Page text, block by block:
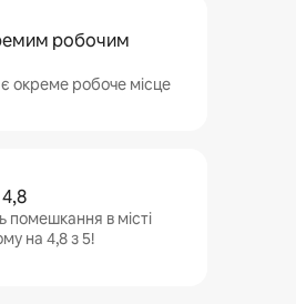
робочим
окреме робоче місце
помешкання в місті
на 4,8 з 5!